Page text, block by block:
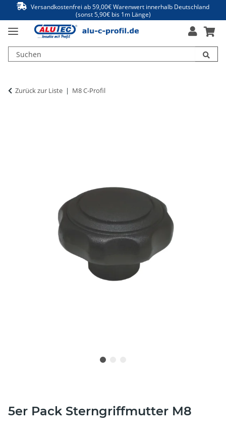
Versandkostenfrei ab 59,00€ Warenwert innerhalb Deutschland
(sonst 5,90€ bis 1m Länge)
Zurück zur Liste M8 C-Profil
5er Pack Sterngriffmutter M8